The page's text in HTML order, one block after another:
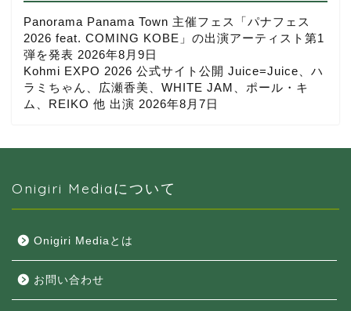
Panorama Panama Town 主催フェス「パナフェス
2026 feat. COMING KOBE」の出演アーティスト第1
弾を発表 2026年8月9日
Kohmi EXPO 2026 公式サイト公開 Juice=Juice、ハ
ラミちゃん、広瀬香美、WHITE JAM、ポール・キ
ム、REIKO 他 出演 2026年8月7日
Onigiri Mediaについて
Onigiri Mediaとは
お問い合わせ